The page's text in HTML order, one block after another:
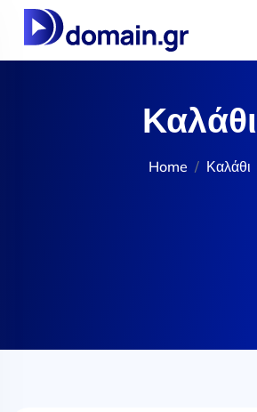
Καλάθι
Home Καλάθι